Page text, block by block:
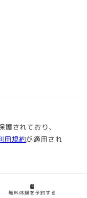
されており、
用規約が適用され
無料体験を予約する